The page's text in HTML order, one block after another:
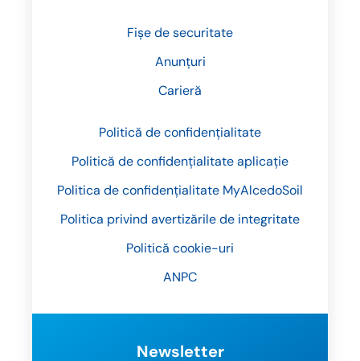
Fișe de securitate
Anunțuri
Carieră
Politică de confidențialitate
Politică de confidențialitate aplicație
Politica de confidențialitate MyAlcedoSoil
Politica privind avertizările de integritate
Politică cookie-uri
ANPC
Newsletter